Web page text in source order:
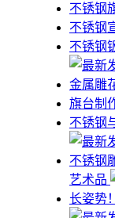
不锈钢
不锈钢
不锈钢
金属雕
旗台制
不锈钢
不锈钢
艺术品
长姿势